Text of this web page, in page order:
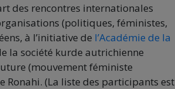
des rencontres internationales
(politiques, féministes,
à l’initiative de l’Académie de la
la société kurde autrichienne
(mouvement féministe
Ronahi. (La liste des participants est